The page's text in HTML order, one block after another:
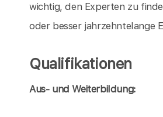
wichtig, den Experten zu
oder besser jahrzehntelange
Qualifikationen
Aus- und Weiterbildung: